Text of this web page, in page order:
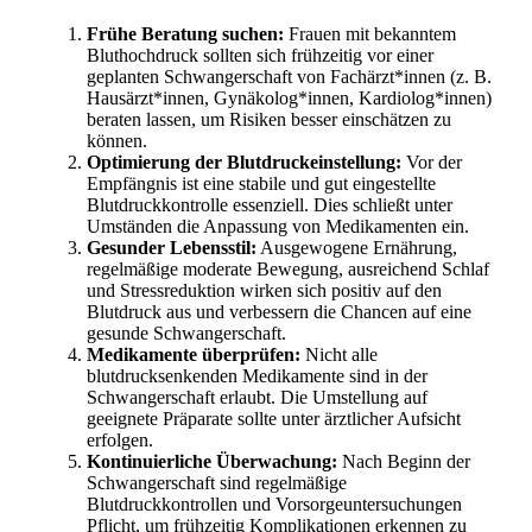
Frühe Beratung suchen: Frauen mit bekanntem
Bluthochdruck sollten sich frühzeitig vor einer
geplanten Schwangerschaft von Fachärzt*innen (z. B.
Hausärzt*innen, Gynäkolog*innen, Kardiolog*innen)
beraten lassen, um Risiken besser einschätzen zu
können.
Optimierung der Blutdruckeinstellung: Vor der
Empfängnis ist eine stabile und gut eingestellte
Blutdruckkontrolle essenziell. Dies schließt unter
Umständen die Anpassung von Medikamenten ein.
Gesunder Lebensstil: Ausgewogene Ernährung,
regelmäßige moderate Bewegung, ausreichend Schlaf
und Stressreduktion wirken sich positiv auf den
Blutdruck aus und verbessern die Chancen auf eine
gesunde Schwangerschaft.
Medikamente überprüfen: Nicht alle
blutdrucksenkenden Medikamente sind in der
Schwangerschaft erlaubt. Die Umstellung auf
geeignete Präparate sollte unter ärztlicher Aufsicht
erfolgen.
Kontinuierliche Überwachung: Nach Beginn der
Schwangerschaft sind regelmäßige
Blutdruckkontrollen und Vorsorgeuntersuchungen
Pflicht, um frühzeitig Komplikationen erkennen zu